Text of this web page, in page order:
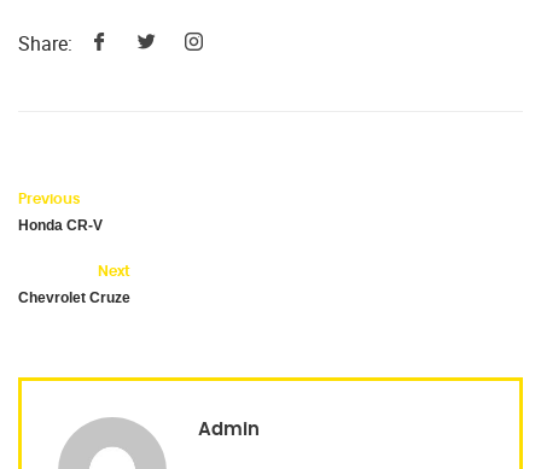
Share:
Previous
Honda CR-V
Next
Chevrolet Cruze
Admin